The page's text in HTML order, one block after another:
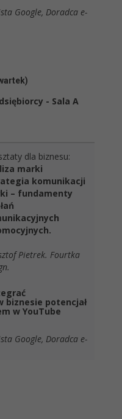
Google, Doradca e-
- Sala A
dla biznesu:
marki
komunikacji
– fundamenty
Pietrek. Fourtka
biznesie potencjał
w YouTube
Google, Doradca e-